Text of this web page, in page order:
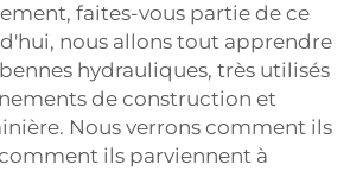
faites-vous partie de ce
nous allons tout apprendre
hydrauliques, très utilisés
de construction et
Nous verrons comment ils
ils parviennent à